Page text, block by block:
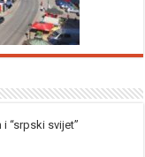
“srpski svijet”